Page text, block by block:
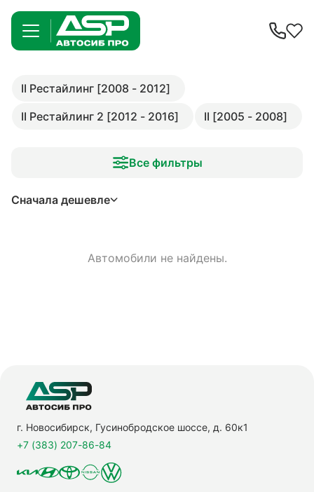
II Рестайлинг [2008 - 2012]
II Рестайлинг 2 [2012 - 2016]
II [2005 - 2008]
Все фильтры
Сначала дешевле
Автомобили не найдены.
г. Новосибирск, Гусинобродское шоссе, д. 60к1
+7 (383) 207-86-84